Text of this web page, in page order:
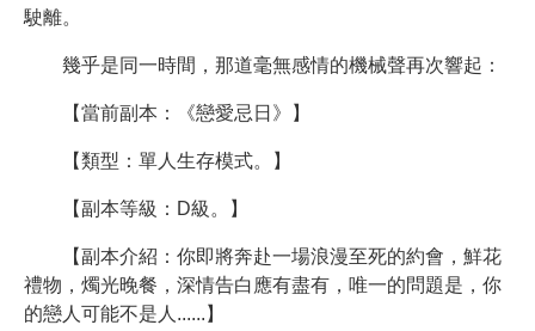
駛離。
幾乎是同一時間，那道毫無感情的機械聲再次響起：
【當前副本：《戀愛忌日》】
【類型：單人生存模式。】
【副本等級：D級。】
【副本介紹：你即將奔赴一場浪漫至死的約會，鮮花
禮物，燭光晚餐，深情告白應有盡有，唯一的問題是，你
的戀人可能不是人......】